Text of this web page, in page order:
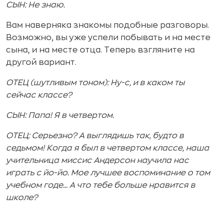
СЫН: Не знаю.
Вам наверняка знакомы подобные разговоры.
Возможно, вы уже успели побывать и на месте
сына, и на месте отца. Теперь взгляните на
другой вариант.
ОТЕЦ (шутливым тоном): Ну-с, и в каком ты
сейчас классе?
СЫН: Папа! Я в четвертом.
ОТЕЦ: Серьезно? А выглядишь так, будто в
седьмом! Когда я былв четвертом классе, наша
учительница миссис Андерсон научила нас
играть с йо-йо. Мое лучшее воспоминание о том
учебном годе... А что тебе больше нравится в
школе?